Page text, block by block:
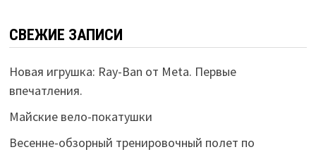
СВЕЖИЕ ЗАПИСИ
Новая игрушка: Ray-Ban от Meta. Первые
впечатления.
Майские вело-покатушки
Весенне-обзорный тренировочный полет по